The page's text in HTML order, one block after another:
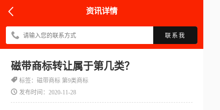
资讯详情
联系我
磁带商标转让属于第几类？
标签：磁带商标​ 第9类商标
发布时间：2020-11-28